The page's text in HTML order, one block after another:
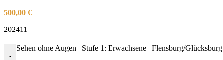
500,00 €
202411
-
Sehen ohne Augen | Stufe 1: Erwachsene | Flensburg/